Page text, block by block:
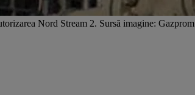
Nord Stream 2. Sursă imagine: Gazprom